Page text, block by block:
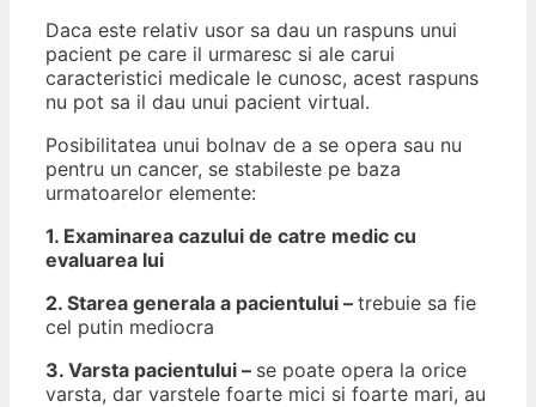
Daca este relativ usor sa dau un raspuns unui
pacient pe care il urmaresc si ale carui
caracteristici medicale le cunosc, acest raspuns
nu pot sa il dau unui pacient virtual.
Posibilitatea unui bolnav de a se opera sau nu
pentru un cancer, se stabileste pe baza
urmatoarelor elemente:
1. Examinarea cazului de catre medic cu
evaluarea lui
2. Starea generala a pacientului – trebuie sa fie
cel putin mediocra
3. Varsta pacientului – se poate opera la orice
varsta, dar varstele foarte mici si foarte mari, au